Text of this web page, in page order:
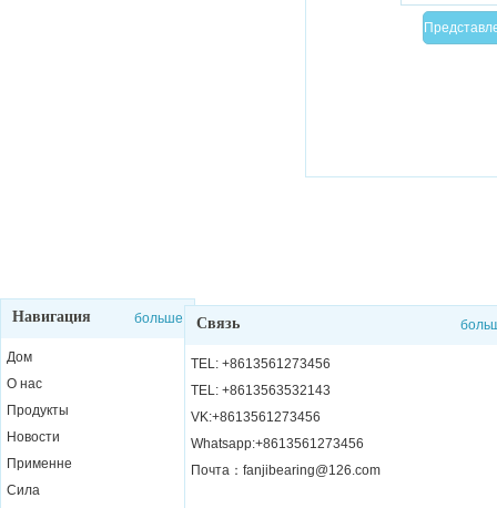
Навигация больше
Дом
О нас
Продукты
Новости
Применне
Сила
Связь
TEL: +8613561273456
TEL: +8613563532143
VK:+8613561273456
Whatsapp:+8613561273456
Почта：fanjibearing@126.com